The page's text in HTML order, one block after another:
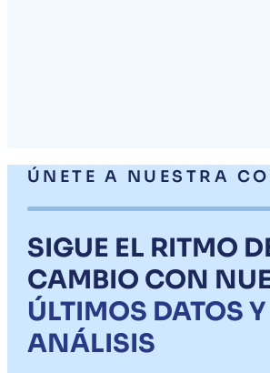
ÚNETE A NUESTRA
SIGUE EL RITMO
CAMBIO CON
ÚLTIMOS DATOS Y
ANÁLISIS